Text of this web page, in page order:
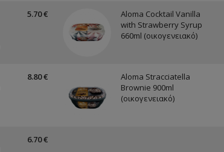
5.70 €
Aloma Cocktail Vanilla
with Strawberry Syrup
660ml (οικογενειακό)
8.80 €
Aloma Stracciatella
Brownie 900ml
(οικογενειακό)
6.70 €